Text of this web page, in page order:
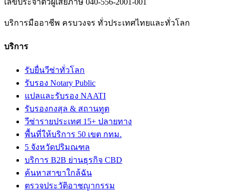
บริการมืออาชีพ ครบวงจร ทั่วประเทศไทยและทั่วโลก
บริการ
รับยื่นวีซ่าทั่วโลก
รับรอง Notary Public
แปลและรับรอง NAATI
รับรองกงสุล & สถานทูต
วีซ่ารายประเทศ 15+ ปลายทาง
พื้นที่ให้บริการ 50 เขต กทม.
5 จังหวัดปริมณฑล
บริการ B2B ย่านธุรกิจ CBD
ค้นหาสาขาใกล้ฉัน
ตรวจประวัติอาชญากรรม